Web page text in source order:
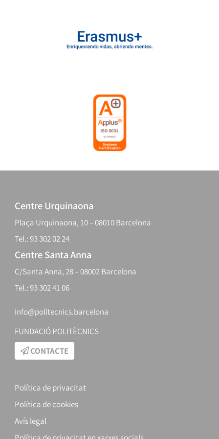
Centre Urquinaona
Plaça Urquinaona, 10 – 08010 Barcelona
Tel.: 93 302 02 24
Centre Santa Anna
C/Santa Anna, 28 – 08002 Barcelona
Tel.: 93 302 41 06
info@politecnics.barcelona
FUNDACIÓ POLITÈCNICS
CONTACTE
Política de privacitat
Política de cookies
Avís legal